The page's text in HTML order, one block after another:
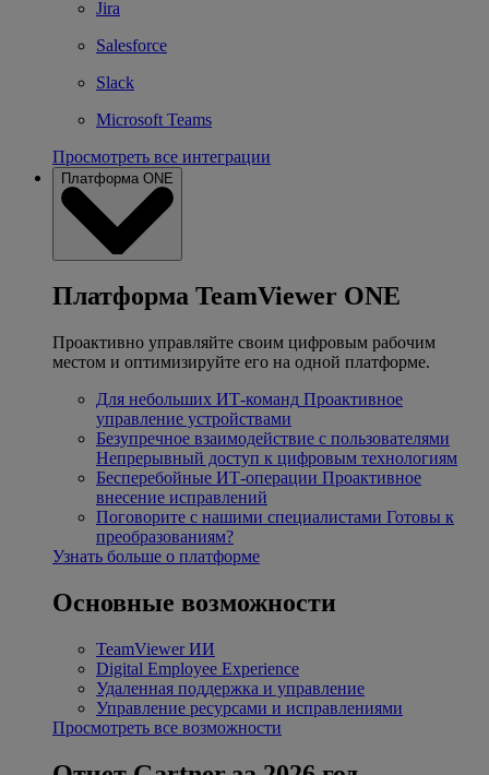
Jira
Salesforce
Slack
Microsoft Teams
Просмотреть все интеграции
Платформа ONE
Платформа TeamViewer ONE
Проактивно управляйте своим цифровым рабочим
местом и оптимизируйте его на одной платформе.
Для небольших ИТ-команд Проактивное
управление устройствами
Безупречное взаимодействие с пользователями
Непрерывный доступ к цифровым технологиям
Бесперебойные ИТ-операции Проактивное
внесение исправлений
Поговорите с нашими специалистами Готовы к
преобразованиям?
Узнать больше о платформе
Основные возможности
TeamViewer ИИ
Digital Employee Experience
Удаленная поддержка и управление
Управление ресурсами и исправлениями
Просмотреть все возможности